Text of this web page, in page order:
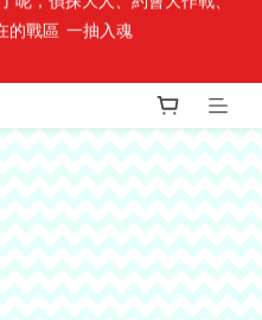
視角」 周邊商品
視角」 周邊商品
購物金💛滿3000現折300🎉
呢，偵探大人、約會大作戰、
的戰區  一抽入魂
視角」 周邊商品